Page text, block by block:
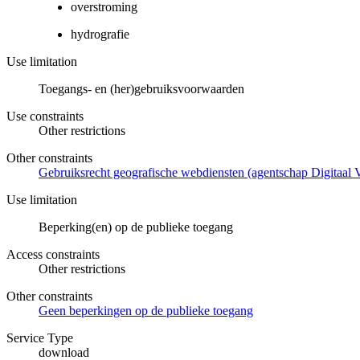
overstroming
hydrografie
Use limitation
Toegangs- en (her)gebruiksvoorwaarden
Use constraints
Other restrictions
Other constraints
Gebruiksrecht geografische webdiensten (agentschap Digitaal
Use limitation
Beperking(en) op de publieke toegang
Access constraints
Other restrictions
Other constraints
Geen beperkingen op de publieke toegang
Service Type
download